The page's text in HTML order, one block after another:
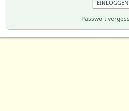
Passwort